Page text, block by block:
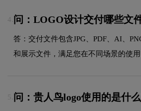
4. 问：LOGO设计交付哪些文
答：交付文件包含JPG、PDF、AI、
和展示文件，满足您在不同场景的使用
5. 问：贵人鸟logo使用的是什